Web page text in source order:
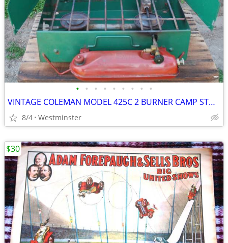
• • • • • • • • •
VINTAGE COLEMAN MODEL 425C 2 BURNER CAMP STOVE
8/4 Westminster
$30